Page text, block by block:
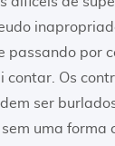
passando por
contar. Os
ser
uma forma